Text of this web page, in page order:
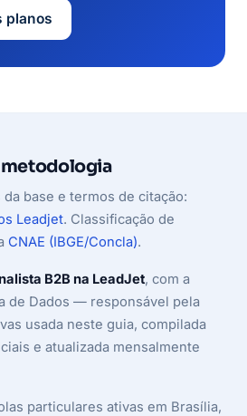
planos
metodologia
base e termos de citação:
Leadjet. Classificação de
CNAE (IBGE/Concla).
B2B na LeadJet, com a
de Dados — responsável pela
usada neste guia, compilada
e atualizada mensalmente
particulares ativas em Brasília,